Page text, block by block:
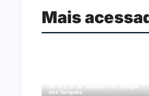
Mais
de 18 a 27 de setembro no Parque
dos Tanques